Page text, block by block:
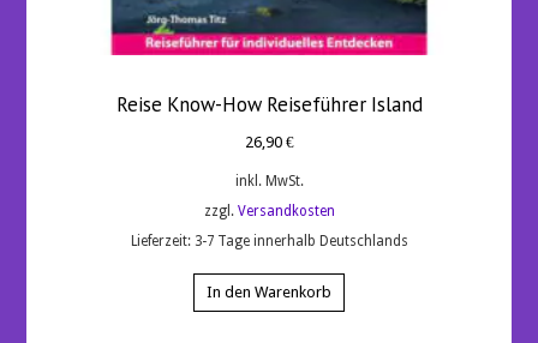
Reise Know-How Reiseführer Island
26,90 €
inkl. MwSt.
zzgl. Versandkosten
Lieferzeit: 3-7 Tage innerhalb Deutschlands
In den Warenkorb